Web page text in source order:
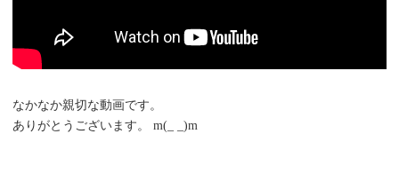
なかなか親切な動画です。
ありがとうございます。 m(_ _)m